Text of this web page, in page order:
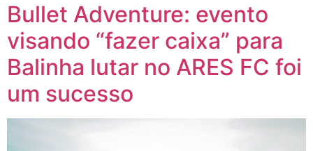
Bullet Adventure: evento
visando “fazer caixa” para
Balinha lutar no ARES FC foi
um sucesso